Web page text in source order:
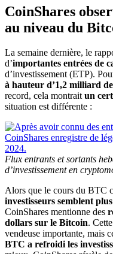
CoinShares
au niveau du
La semaine dernière, le
d’importantes entrées de
d’investissement (ETP).
à hauteur d’1,2 milliard
record, cela montraitun
situation est différente :
Flux entrants et sortants
d’investissement en
Alors que le cours du BTC
investisseurs semblent
CoinShares mentionne des
dollars sur le Bitcoin.
vendeuse importante, mais
BTC a refroidi les